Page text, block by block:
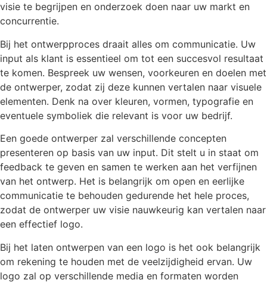
visie te begrijpen en onderzoek doen naar uw markt en
concurrentie.
Bij het ontwerpproces draait alles om communicatie. Uw
input als klant is essentieel om tot een succesvol resultaat
te komen. Bespreek uw wensen, voorkeuren en doelen met
de ontwerper, zodat zij deze kunnen vertalen naar visuele
elementen. Denk na over kleuren, vormen, typografie en
eventuele symboliek die relevant is voor uw bedrijf.
Een goede ontwerper zal verschillende concepten
presenteren op basis van uw input. Dit stelt u in staat om
feedback te geven en samen te werken aan het verfijnen
van het ontwerp. Het is belangrijk om open en eerlijke
communicatie te behouden gedurende het hele proces,
zodat de ontwerper uw visie nauwkeurig kan vertalen naar
een effectief logo.
Bij het laten ontwerpen van een logo is het ook belangrijk
om rekening te houden met de veelzijdigheid ervan. Uw
logo zal op verschillende media en formaten worden